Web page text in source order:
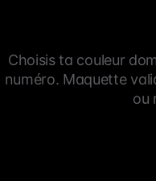
Choisis ta couleur
numéro. Maquette
ou